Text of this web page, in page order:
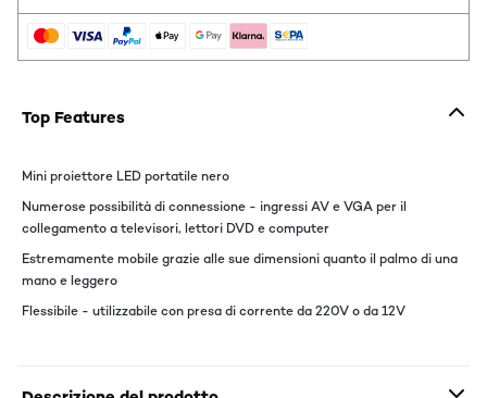
Top Features
Mini proiettore LED portatile nero
Numerose possibilità di connessione - ingressi AV e VGA per il
collegamento a televisori, lettori DVD e computer
Estremamente mobile grazie alle sue dimensioni quanto il palmo di una
mano e leggero
Flessibile - utilizzabile con presa di corrente da 220V o da 12V